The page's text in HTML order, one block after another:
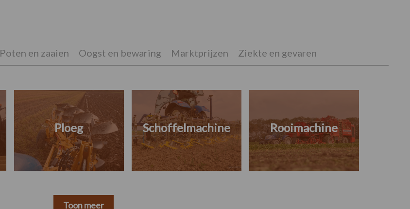
Poten en zaaien Oogst en bewaring Marktprijzen Ziekte en gevaren
Ploeg Schoffelmachine Rooimachine
Toon meer